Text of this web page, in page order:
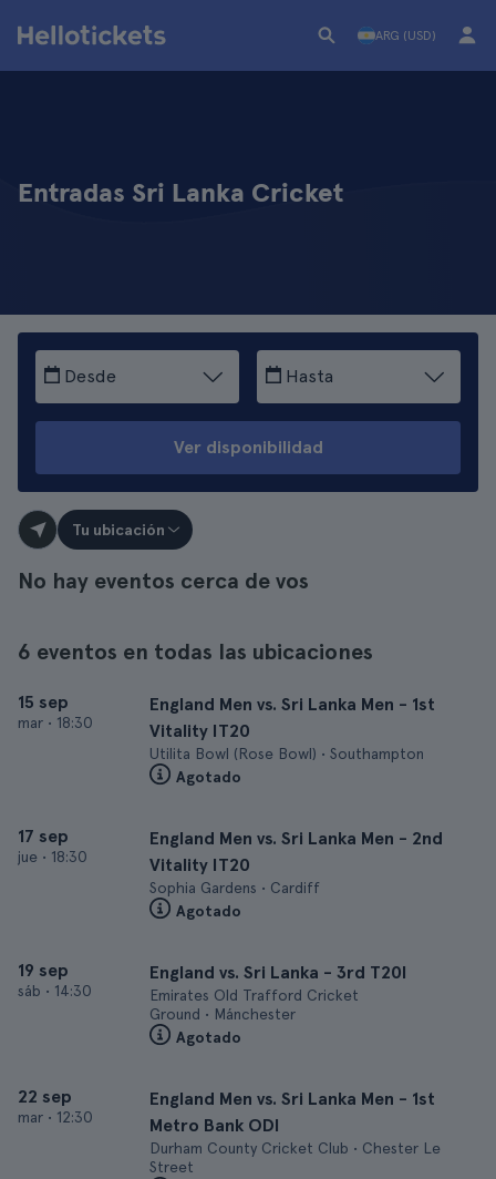
ARG (USD)
Entradas Sri Lanka Cricket
Desde Hasta
Ver disponibilidad
Tu ubicación
No hay eventos cerca de vos
6 eventos en todas las ubicaciones
15 sep
mar • 18:30
England Men vs. Sri Lanka Men - 1st
Vitality IT20
Utilita Bowl (Rose Bowl) • Southampton
Agotado
17 sep
jue • 18:30
England Men vs. Sri Lanka Men - 2nd
Vitality IT20
Sophia Gardens • Cardiff
Agotado
19 sep
sáb • 14:30
England vs. Sri Lanka - 3rd T20I
Emirates Old Trafford Cricket
Ground • Mánchester
Agotado
22 sep
mar • 12:30
England Men vs. Sri Lanka Men - 1st
Metro Bank ODI
Durham County Cricket Club • Chester Le
Street